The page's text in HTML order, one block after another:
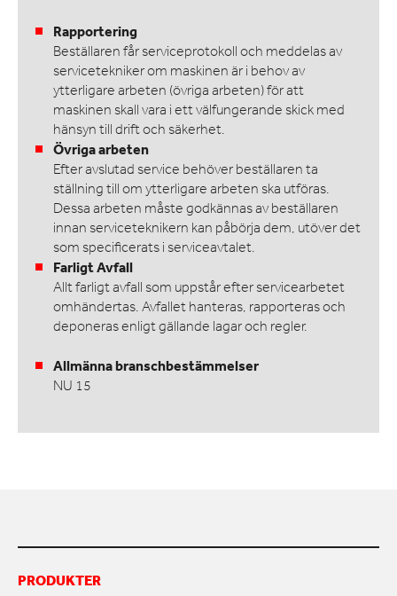
Rapportering
Beställaren får serviceprotokoll och meddelas av
servicetekniker om maskinen är i behov av
ytterligare arbeten (övriga arbeten) för att
maskinen skall vara i ett välfungerande skick med
hänsyn till drift och säkerhet.
Övriga arbeten
Efter avslutad service behöver beställaren ta
ställning till om ytterligare arbeten ska utföras.
Dessa arbeten måste godkännas av beställaren
innan serviceteknikern kan påbörja dem, utöver det
som specificerats i serviceavtalet.
Farligt Avfall
Allt farligt avfall som uppstår efter servicearbetet
omhändertas. Avfallet hanteras, rapporteras och
deponeras enligt gällande lagar och regler.
Allmänna branschbestämmelser
NU 15
PRODUKTER